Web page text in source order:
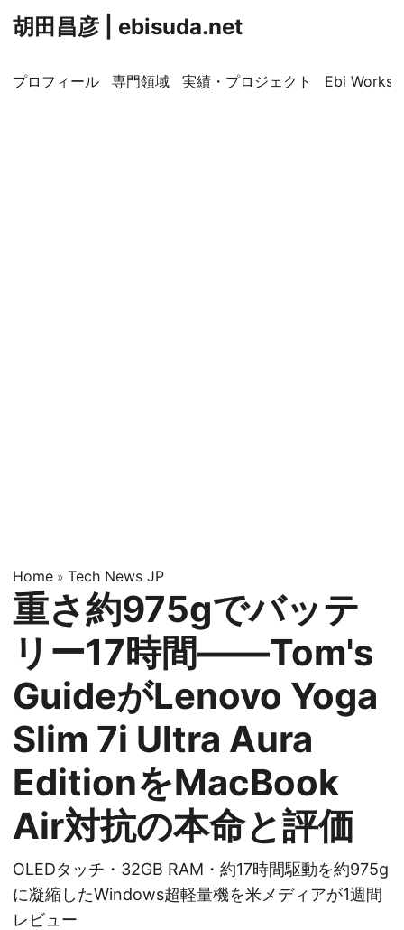
胡田昌彦 | ebisuda.net
プロフィール 専門領域 実績・プロジェクト Ebi
Home » Tech News JP
重さ約975gでバッテ
リー17時間——Tom's
GuideがLenovo Yoga
Slim 7i Ultra Aura
EditionをMacBook
Air対抗の本命と評価
OLEDタッチ・32GB RAM・約17時間駆動を約975g
に凝縮したWindows超軽量機を米メディアが1週間
レビュー